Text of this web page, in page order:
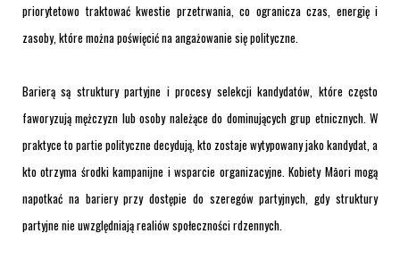
priorytetowo traktować kwestie przetrwania, co ogranicza czas, energię i
zasoby, które można poświęcić na angażowanie się polityczne.
Barierą są struktury partyjne i procesy selekcji kandydatów, które często
faworyzują mężczyzn lub osoby należące do dominujących grup etnicznych. W
praktyce to partie polityczne decydują, kto zostaje wytypowany jako kandydat, a
kto otrzyma środki kampanijne i wsparcie organizacyjne. Kobiety Māori mogą
napotkać na bariery przy dostępie do szeregów partyjnych, gdy struktury
partyjne nie uwzględniają realiów społeczności rdzennych.